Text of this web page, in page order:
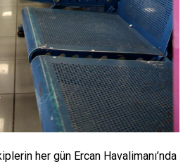
her gün Ercan Havalimanı’nda